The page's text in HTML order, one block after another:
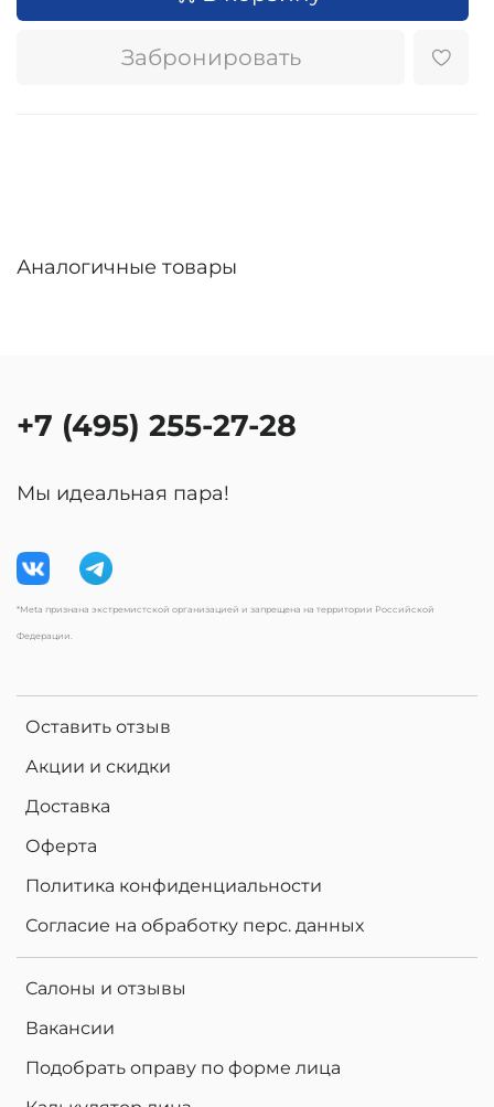
Забронировать
Аналогичные товары
Оставить отзыв
Акции и скидки
Доставка
Оферта
Политика конфиденциальности
Согласие на обработку перс. данных
Салоны и отзывы
Вакансии
Подобрать оправу по форме лица
+7 (495) 255-27-28
Мы идеальная пара!
*Meta признана экстремистской организацией и запрещена на территории Российской
Федерации.